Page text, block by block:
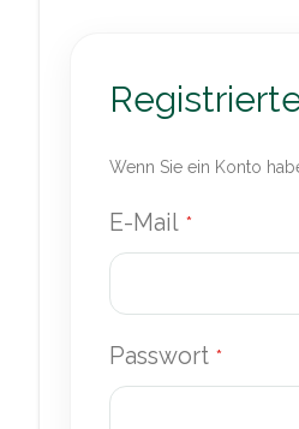
Wenn Sie ein Konto
E-Mail
Passwort